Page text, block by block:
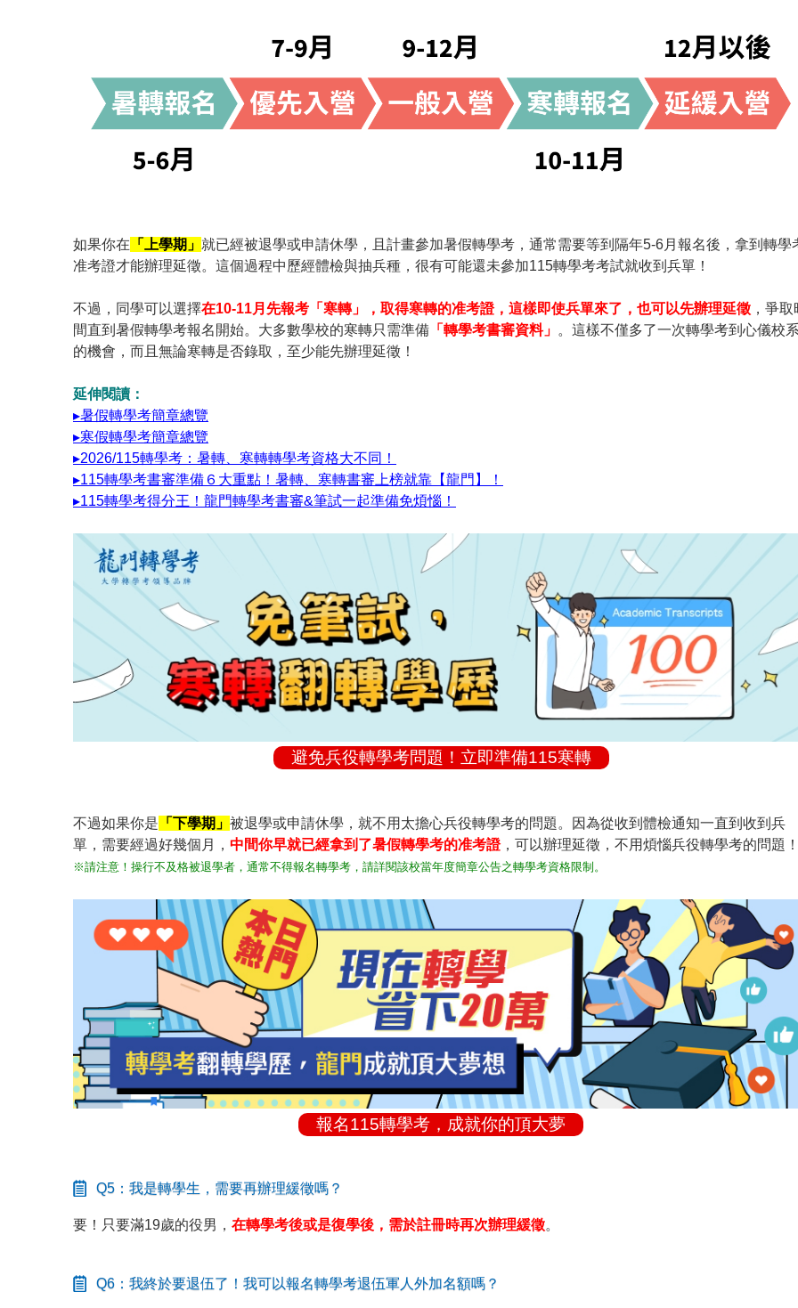
如果你在 「上學期」 就已經被退學或申請休學，且計畫參加暑假轉學考，通常需要等到隔年5-6月報名後，拿到轉學
准考證才能辦理延徵。這個過程中歷經體檢與抽兵種，很有可能還未參加115轉學考考試就收到兵單！
不過，同學可以選擇在10-11月先報考「寒轉」，取得寒轉的准考證，這樣即使兵單來了，也可以先辦理延徵 ，爭取
間直到暑假轉學考報名開始。大多數學校的寒轉只需準備 「轉學考書審資料」 。這樣不僅多了一次轉學考到心儀校
的機會，而且無論寒轉是否錄取，至少能先辦理延徵！
延伸閱讀：
▸暑假轉學考簡章總覽
▸寒假轉學考簡章總覽
▸2026/115轉學考：暑轉、寒轉轉學考資格大不同！
▸115轉學考書審準備６大重點！暑轉、寒轉書審上榜就靠【龍門】！
▸115轉學考得分王！龍門轉學考書審&筆試一起準備免煩惱！
避免兵役轉學考問題！立即準備115寒轉
不過如果你是 「下學期」 被退學或申請休學，就不用太擔心兵役轉學考的問題。因為從收到體檢通知一直到收到兵
單，需要經過好幾個月， 中間你早就已經拿到了暑假轉學考的准考證，可以辦理延徵，不用煩惱兵役轉學考的問題
※請注意！操行不及格被退學者，通常不得報名轉學考，請詳閱該校當年度簡章公告之轉學考資格限制。
報名115轉學考，成就你的頂大夢
Q5：我是轉學生，需要再辦理緩徵嗎？
要！只要滿19歲的役男， 在轉學考後或是復學後，需於註冊時再次辦理緩徵。
Q6：我終於要退伍了！我可以報名轉學考退伍軍人外加名額嗎？